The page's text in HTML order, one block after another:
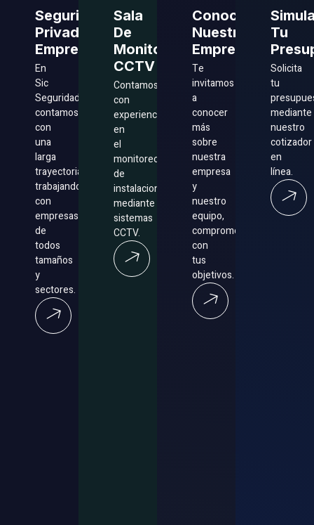
Seguridad
Privada
Empresas
En
Sic
Seguridad
contamos
con
una
larga
trayectoria
trabajando
con
empresas
de
todos
tamaños
y
sectores.
Sala
De
Monitoreo
CCTV
Contamos
con
experiencia
en
el
monitoreo
de
instalaciones
mediante
sistemas
CCTV.
Conoce
Nuestra
Empresa
Te
invitamos
a
conocer
más
sobre
nuestra
empresa
y
nuestro
equipo,
comprometido
con
tus
objetivos.
Tu
Solicita
tu
mediante
nuestro
cotizador
en
línea.